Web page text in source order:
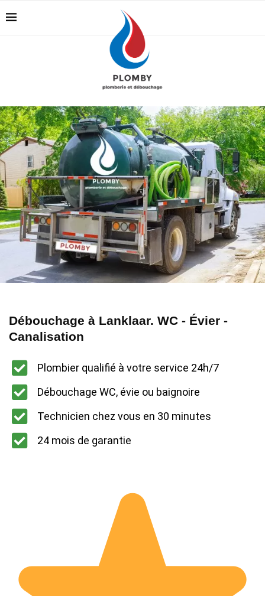
Débouchage à Lanklaar. WC - Évier -
Canalisation
Plombier qualifié à votre service 24h/7
Débouchage WC, évie ou baignoire
Technicien chez vous en 30 minutes
24 mois de garantie